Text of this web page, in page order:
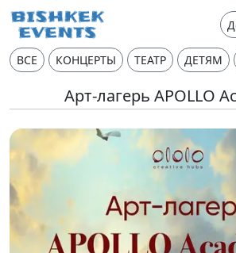
ВСЕ КОНЦЕРТЫ ТЕАТР ДЕТЯМ
Арт-лагерь APOLLO